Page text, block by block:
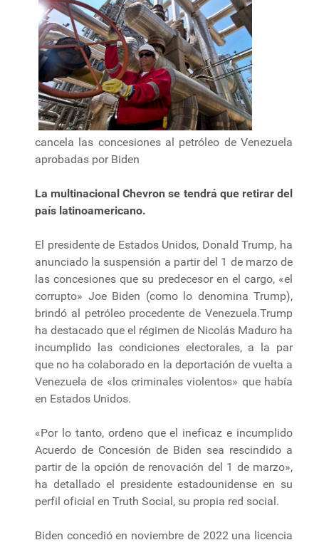
cancela las concesiones al petróleo de Venezuela
aprobadas por Biden
La multinacional Chevron se tendrá que retirar del
país latinoamericano.
El presidente de Estados Unidos, Donald Trump, ha
anunciado la suspensión a partir del 1 de marzo de
las concesiones que su predecesor en el cargo, «el
corrupto» Joe Biden (como lo denomina Trump),
brindó al petróleo procedente de Venezuela.Trump
ha destacado que el régimen de Nicolás Maduro ha
incumplido las condiciones electorales, a la par
que no ha colaborado en la deportación de vuelta a
Venezuela de «los criminales violentos» que había
en Estados Unidos.
«Por lo tanto, ordeno que el ineficaz e incumplido
Acuerdo de Concesión de Biden sea rescindido a
partir de la opción de renovación del 1 de marzo»,
ha detallado el presidente estadounidense en su
perfil oficial en Truth Social, su propia red social.
Biden concedió en noviembre de 2022 una licencia